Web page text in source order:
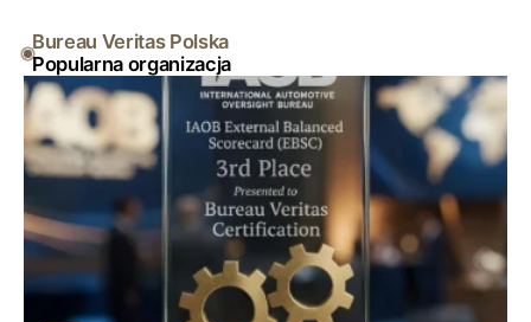
Popularna organizacja
Bureau Veritas Polska